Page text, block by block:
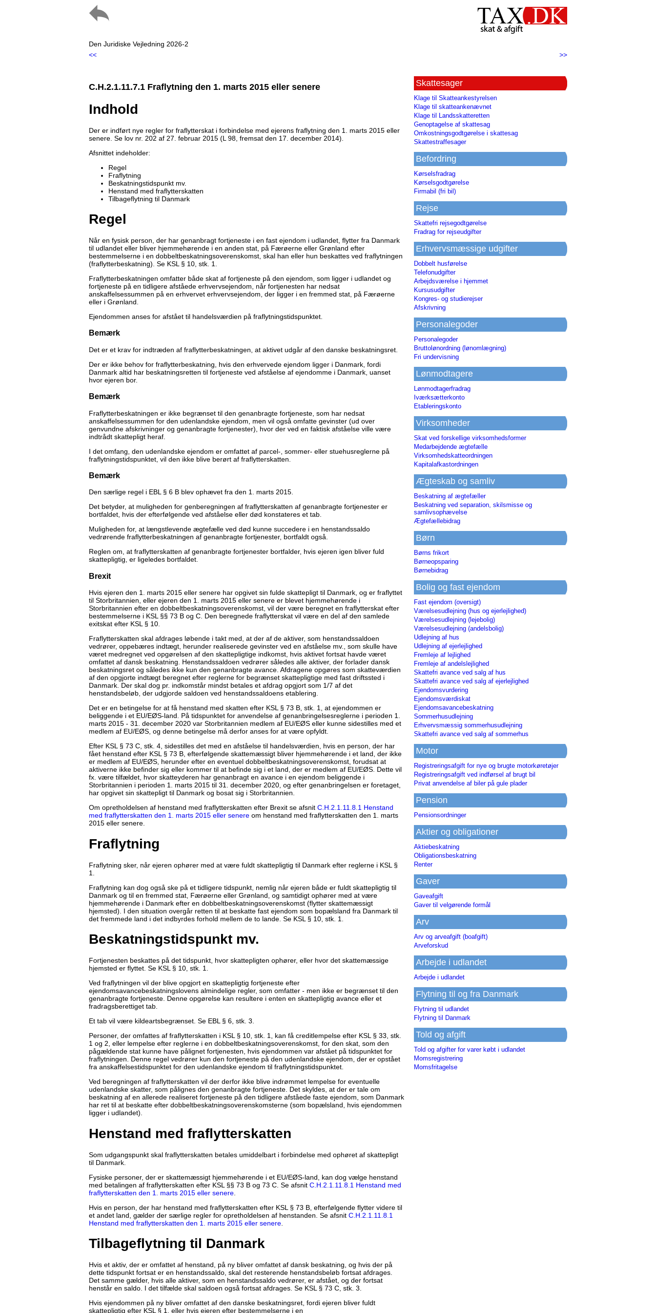
Den Juridiske Vejledning 2026-2
<<
>>
C.H.2.1.11.7.1 Fraflytning den 1. marts 2015 eller senere
Indhold
Der er indført nye regler for fraflytterskat i forbindelse med ejerens fraflytning den 1. marts 2015 eller
senere. Se lov nr. 202 af 27. februar 2015 (L 98, fremsat den 17. december 2014).
Afsnittet indeholder:
Regel
Fraflytning
Beskatningstidspunkt mv.
Henstand med fraflytterskatten
Tilbageflytning til Danmark
Regel
Når en fysisk person, der har genanbragt fortjeneste i en fast ejendom i udlandet, flytter fra Danmark
til udlandet eller bliver hjemmehørende i en anden stat, på Færøerne eller Grønland efter
bestemmelserne i en dobbeltbeskatningsoverenskomst, skal han eller hun beskattes ved fraflytningen
(fraflytterbeskatning). Se KSL § 10, stk. 1.
Fraflytterbeskatningen omfatter både skat af fortjeneste på den ejendom, som ligger i udlandet og
fortjeneste på en tidligere afståede erhvervsejendom, når fortjenesten har nedsat
anskaffelsessummen på en erhvervet erhvervsejendom, der ligger i en fremmed stat, på Færøerne
eller i Grønland.
Ejendommen anses for afstået til handelsværdien på fraflytningstidspunktet.
Bemærk
Det er et krav for indtræden af fraflytterbeskatningen, at aktivet udgår af den danske beskatningsret.
Der er ikke behov for fraflytterbeskatning, hvis den erhvervede ejendom ligger i Danmark, fordi
Danmark altid har beskatningsretten til fortjeneste ved afståelse af ejendomme i Danmark, uanset
hvor ejeren bor.
Bemærk
Fraflytterbeskatningen er ikke begrænset til den genanbragte fortjeneste, som har nedsat
anskaffelsessummen for den udenlandske ejendom, men vil også omfatte gevinster (ud over
genvundne afskrivninger og genanbragte fortjenester), hvor der ved en faktisk afståelse ville være
indtrådt skattepligt heraf.
I det omfang, den udenlandske ejendom er omfattet af parcel-, sommer- eller stuehusreglerne på
fraflytningstidspunktet, vil den ikke blive berørt af fraflytterskatten.
Bemærk
Den særlige regel i EBL § 6 B blev ophævet fra den 1. marts 2015.
Det betyder, at muligheden for genberegningen af fraflytterskatten af genanbragte fortjenester er
bortfaldet, hvis der efterfølgende ved afståelse eller død konstateres et tab.
Muligheden for, at længstlevende ægtefælle ved død kunne succedere i en henstandssaldo
vedrørende fraflytterbeskatningen af genanbragte fortjenester, bortfaldt også.
Reglen om, at fraflytterskatten af genanbragte fortjenester bortfalder, hvis ejeren igen bliver fuld
skattepligtig, er ligeledes bortfaldet.
Brexit
Hvis ejeren den 1. marts 2015 eller senere har opgivet sin fulde skattepligt til Danmark, og er fraflyttet
til Storbritannien, eller ejeren den 1. marts 2015 eller senere er blevet hjemmehørende i
Storbritannien efter en dobbeltbeskatningsoverenskomst, vil der være beregnet en fraflytterskat efter
bestemmelserne i KSL §§ 73 B og C. Den beregnede fraflytterskat vil være en del af den samlede
exitskat efter KSL § 10.
Fraflytterskatten skal afdrages løbende i takt med, at der af de aktiver, som henstandssaldoen
vedrører, oppebæres indtægt, herunder realiserede gevinster ved en afståelse mv., som skulle have
været medregnet ved opgørelsen af den skattepligtige indkomst, hvis aktivet fortsat havde været
omfattet af dansk beskatning. Henstandssaldoen vedrører således alle aktiver, der forlader dansk
beskatningsret og således ikke kun den genanbragte avance. Afdragene opgøres som skatteværdien
af den opgjorte indtægt beregnet efter reglerne for begrænset skattepligtige med fast driftssted i
Danmark. Der skal dog pr. indkomstår mindst betales et afdrag opgjort som 1/7 af det
henstandsbeløb, der udgjorde saldoen ved henstandssaldoens etablering.
Det er en betingelse for at få henstand med skatten efter KSL § 73 B, stk. 1, at ejendommen er
beliggende i et EU/EØS-land. På tidspunktet for anvendelse af genanbringelsesreglerne i perioden 1.
marts 2015 - 31. december 2020 var Storbritannien medlem af EU/EØS eller kunne sidestilles med et
medlem af EU/EØS, og denne betingelse må derfor anses for at være opfyldt.
Efter KSL § 73 C, stk. 4, sidestilles det med en afståelse til handelsværdien, hvis en person, der har
fået henstand efter KSL § 73 B, efterfølgende skattemæssigt bliver hjemmehørende i et land, der ikke
er medlem af EU/EØS, herunder efter en eventuel dobbeltbeskatningsoverenskomst, forudsat at
aktiverne ikke befinder sig eller kommer til at befinde sig i et land, der er medlem af EU/EØS. Dette vil
fx. være tilfældet, hvor skatteyderen har genanbragt en avance i en ejendom beliggende i
Storbritannien i perioden 1. marts 2015 til 31. december 2020, og efter genanbringelsen er foretaget,
har opgivet sin skattepligt til Danmark og bosat sig i Storbritannien.
Om opretholdelsen af henstand med fraflytterskatten efter Brexit se afsnit C.H.2.1.11.8.1 Henstand
med fraflytterskatten den 1. marts 2015 eller senere om henstand med fraflytterskatten den 1. marts
2015 eller senere.
Fraflytning
Fraflytning sker, når ejeren ophører med at være fuldt skattepligtig til Danmark efter reglerne i KSL §
1.
Fraflytning kan dog også ske på et tidligere tidspunkt, nemlig når ejeren både er fuldt skattepligtig til
Danmark og til en fremmed stat, Færøerne eller Grønland, og samtidigt ophører med at være
hjemmehørende i Danmark efter en dobbeltbeskatningsoverenskomst (flytter skattemæssigt
hjemsted). I den situation overgår retten til at beskatte fast ejendom som bopælsland fra Danmark til
det fremmede land i det indbyrdes forhold mellem de to lande. Se KSL § 10, stk. 1.
Beskatningstidspunkt mv.
Fortjenesten beskattes på det tidspunkt, hvor skattepligten ophører, eller hvor det skattemæssige
hjemsted er flyttet. Se KSL § 10, stk. 1.
Ved fraflytningen vil der blive opgjort en skattepligtig fortjeneste efter
ejendomsavancebeskatningslovens almindelige regler, som omfatter - men ikke er begrænset til den
genanbragte fortjeneste. Denne opgørelse kan resultere i enten en skattepligtig avance eller et
fradragsberettiget tab.
Et tab vil være kildeartsbegrænset. Se EBL § 6, stk. 3.
Personer, der omfattes af fraflytterskatten i KSL § 10, stk. 1, kan få creditlempelse efter KSL § 33, stk.
1 og 2, eller lempelse efter reglerne i en dobbeltbeskatningsoverenskomst, for den skat, som den
pågældende stat kunne have pålignet fortjenesten, hvis ejendommen var afstået på tidspunktet for
fraflytningen. Denne regel vedrører kun den fortjeneste på den udenlandske ejendom, der er opstået
fra anskaffelsestidspunktet for den udenlandske ejendom til fraflytningstidspunktet.
Ved beregningen af fraflytterskatten vil der derfor ikke blive indrømmet lempelse for eventuelle
udenlandske skatter, som pålignes den genanbragte fortjeneste. Det skyldes, at der er tale om
beskatning af en allerede realiseret fortjeneste på den tidligere afståede faste ejendom, som Danmark
har ret til at beskatte efter dobbeltbeskatningsoverenskomsterne (som bopælsland, hvis ejendommen
ligger i udlandet).
Henstand med fraflytterskatten
Som udgangspunkt skal fraflytterskatten betales umiddelbart i forbindelse med ophøret af skattepligt
til Danmark.
Fysiske personer, der er skattemæssigt hjemmehørende i et EU/EØS-land, kan dog vælge henstand
med betalingen af fraflytterskatten efter KSL §§ 73 B og 73 C. Se afsnit C.H.2.1.11.8.1 Henstand med
fraflytterskatten den 1. marts 2015 eller senere
Hvis en person, der har henstand med fraflytterskatten efter KSL § 73 B, efterfølgende flytter videre til
et andet land, gælder der særlige regler for opretholdelsen af henstanden. Se afsnit C.H.2.1.11.8.1
Henstand med fraflytterskatten den 1. marts 2015 eller senere
Tilbageflytning til Danmark
Hvis et aktiv, der er omfattet af henstand, på ny bliver omfattet af dansk beskatning, og hvis der på
dette tidspunkt fortsat er en henstandssaldo, skal det resterende henstandsbeløb fortsat afdrages.
Det samme gælder, hvis alle aktiver, som en henstandssaldo vedrører, er afstået, og der fortsat
henstår en saldo. I det tilfælde skal saldoen også fortsat afdrages. Se KSL § 73 C, stk. 3.
Hvis ejendommen på ny bliver omfattet af den danske beskatningsret, fordi ejeren bliver fuldt
skattepligtig efter KSL § 1, eller hvis ejeren efter bestemmelserne i en
Skattesager
Klage til Skatteankestyrelsen
Klage til skatteankenævnet
Klage til Landsskatteretten
Genoptagelse af skattesag
Omkostningsgodtgørelse i skattesag
Skattestraffesager
Befordring
Kørselsfradrag
Kørselsgodtgørelse
Firmabil (fri bil)
Rejse
Skattefri rejsegodtgørelse
Fradrag for rejseudgifter
Erhvervsmæssige udgifter
Dobbelt husførelse
Telefonudgifter
Arbejdsværelse i hjemmet
Kursusudgifter
Kongres- og studierejser
Afskrivning
Personalegoder
Personalegoder
Bruttolønordning (lønomlægning)
Fri undervisning
Lønmodtagere
Lønmodtagerfradrag
Iværksætterkonto
Etableringskonto
Virksomheder
Skat ved forskellige virksomhedsformer
Medarbejdende ægtefælle
Virksomhedskatteordningen
Kapitalafkastordningen
Ægteskab og samliv
Beskatning af ægtefæller
Beskatning ved separation, skilsmisse og
samlivsophævelse
Ægtefællebidrag
Børn
Børns frikort
Børneopsparing
Børnebidrag
Bolig og fast ejendom
Fast ejendom (oversigt)
Værelsesudlejning (hus og ejerlejlighed)
Værelsesudlejning (lejebolig)
Værelsesudlejning (andelsbolig)
Udlejning af hus
Udlejning af ejerlejlighed
Fremleje af lejlighed
Fremleje af andelslejlighed
Skattefri avance ved salg af hus
Skattefri avance ved salg af ejerlejlighed
Ejendomsvurdering
Ejendomsværdiskat
Ejendomsavancebeskatning
Sommerhusudlejning
Erhvervsmæssig sommerhusudlejning
Skattefri avance ved salg af sommerhus
Motor
Registreringsafgift for nye og brugte motorkøretøjer
Registreringsafgift ved indførsel af brugt bil
Privat anvendelse af biler på gule plader
Pension
Pensionsordninger
Aktier og obligationer
Aktiebeskatning
Obligationsbeskatning
Renter
Gaver
Gaveafgift
Gaver til velgørende formål
Arv
Arv og arveafgift (boafgift)
Arveforskud
Arbejde i udlandet
Arbejde i udlandet
Flytning til og fra Danmark
Flytning til udlandet
Flytning til Danmark
Told og afgift
Told og afgifter for varer købt i udlandet
Momsregistrering
Momsfritagelse